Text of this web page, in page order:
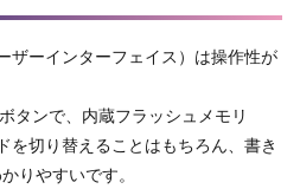
ザーインターフェイス）は操作性が
タンで、内蔵フラッシュメモリ
を切り替えることはもちろん、書き
りやすいです。